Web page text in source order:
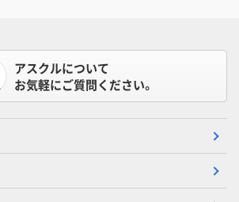
アスクルについて
お気軽にご質問ください。